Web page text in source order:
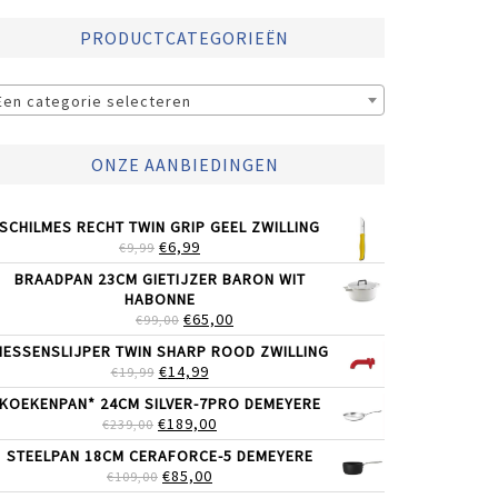
PRODUCTCATEGORIEËN
categorie selecteren
ONZE AANBIEDINGEN
SCHILMES RECHT TWIN GRIP GEEL ZWILLING
€9,99 OORSPRONKELIJKE
PRIJS
WAS:
€9,99.
€6,99
PRIJS
IS:
BRAADPAN 23CM GIETIJZER BARON WIT
HABONNE
€99,00 OORSPRONKELIJKE
PRIJS
WAS:
€99,00.
€65,00
PRIJS
IS:
TWIN SHARP ROOD ZWILLING
€19,99 OORSPRONKELIJKE
PRIJS
WAS:
€19,99.
€14,99HUIDIGE
PRIJS
IS:
€14,99.
24CM SILVER-7PRO DEMEYERE
€239,00 OORSPRONKELIJKE
PRIJS
WAS:
€239,00.
€189,00
PRIJS
IS:
STEELPAN 18CM CERAFORCE-5 DEMEYERE
€109,00 OORSPRONKELIJKE
€85,00